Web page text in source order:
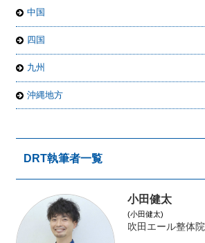
中国
四国
九州
沖縄地方
DRT執筆者一覧
小田健太
(小田健太)
吹田エール整体院